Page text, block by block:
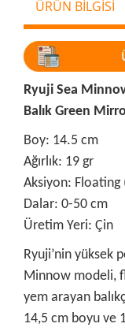
ÜRÜN BİLGİSİ
Ryuji Sea
Balık Green
Boy: 14.5 cm
Ağırlık: 19 gr
Aksiyon: Floating
Dalar: 0-50 cm
Üretim Yeri: Çin
Ryuji’nin yüksek
Minnow modeli,
yem arayan
14,5 cm boyu ve